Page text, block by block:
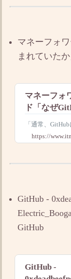
述べるにとどめ
マネーフォ
まれていた
マネーフォ
ド「なぜ
に個人情報
を説明
「通常、GitHub
するソースコー
人情報の入力は
https://
GitHub -
GitHub
GitHub -